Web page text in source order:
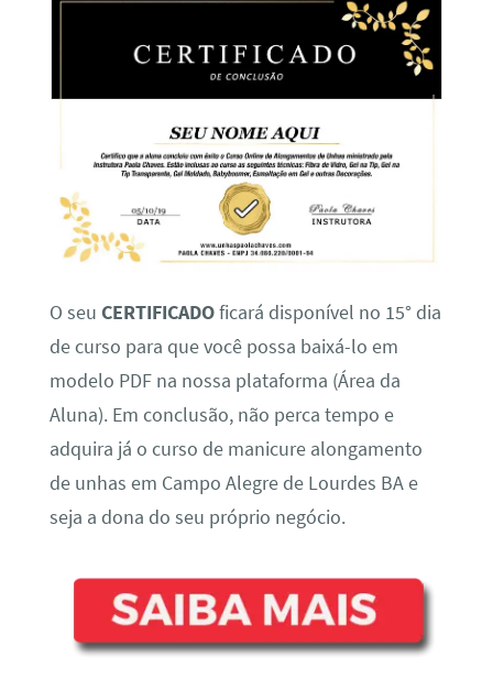
O seu CERTIFICADOficará disponível no 15° dia
de curso para que você possa baixá-lo em
modelo PDF na nossa plataforma (Área da
Aluna). Em conclusão, não perca tempo e
adquira já o curso de manicure alongamento
de unhas em Campo Alegre de Lourdes BA e
seja a dona do seu próprio negócio.